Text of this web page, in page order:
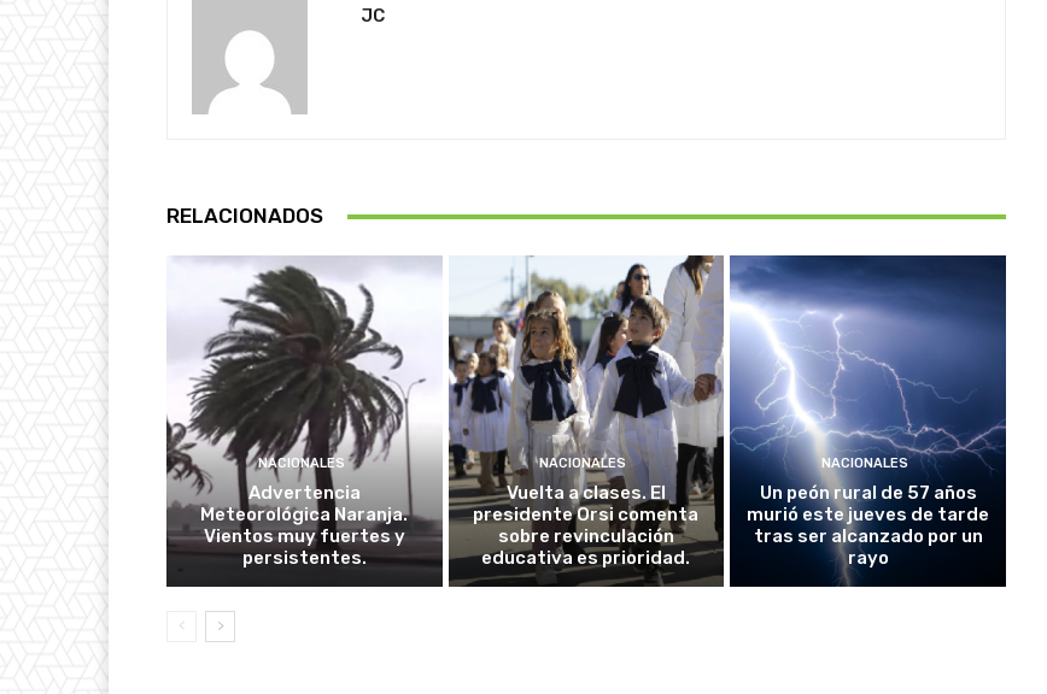
JC
RELACIONADOS
NACIONALES
Advertencia
Meteorológica Naranja.
Vientos muy fuertes y
persistentes.
NACIONALES
Vuelta a clases. El
presidente Orsi comenta
sobre revinculación
educativa es prioridad.
NACIONALES
Un peón rural de 57 años
murió este jueves de tarde
tras ser alcanzado por un
rayo